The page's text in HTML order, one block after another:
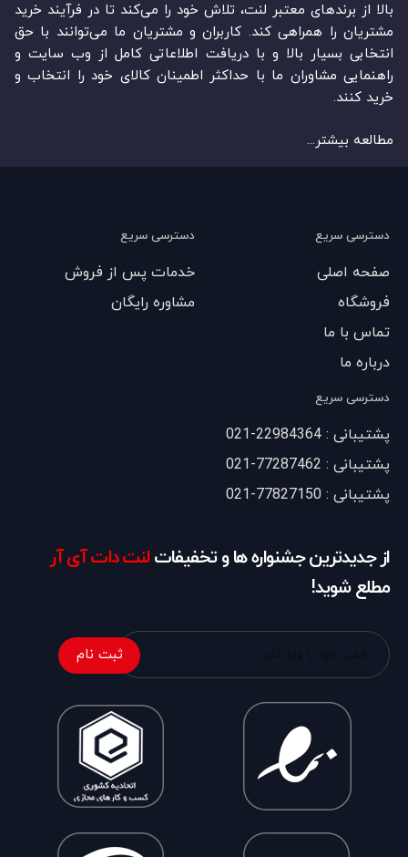
بالا از برندهای معتبر لنت، تلاش خود را می‌‏‏کند تا در فرآیند خرید
مشتریان را همراهی کند. کاربران و مشتریان ما می‏‏‌توانند با حق
انتخابی بسیار بالا و با دریافت اطلاعاتی کامل از وب سایت و
راهنمایی مشاوران ما با حداکثر اطمینان کالای خود را انتخاب و
خرید کنند.
مطالعه بیشتر...
دسترسی سریع
صفحه اصلی
فروشگاه
تماس با ما
درباره ما
دسترسی سریع
خدمات پس از فروش
مشاوره رایگان
دسترسی سریع
پشتیبانی : 22984364-021
پشتیبانی : 77287462-021
پشتیبانی : 77827150-021
از جدیدترین جشنواره ها و تخفیفاتلنت دات آی آر
مطلع شوید!
ثبت نام